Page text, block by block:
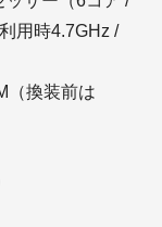
用時4.7GHz /
（換装前は